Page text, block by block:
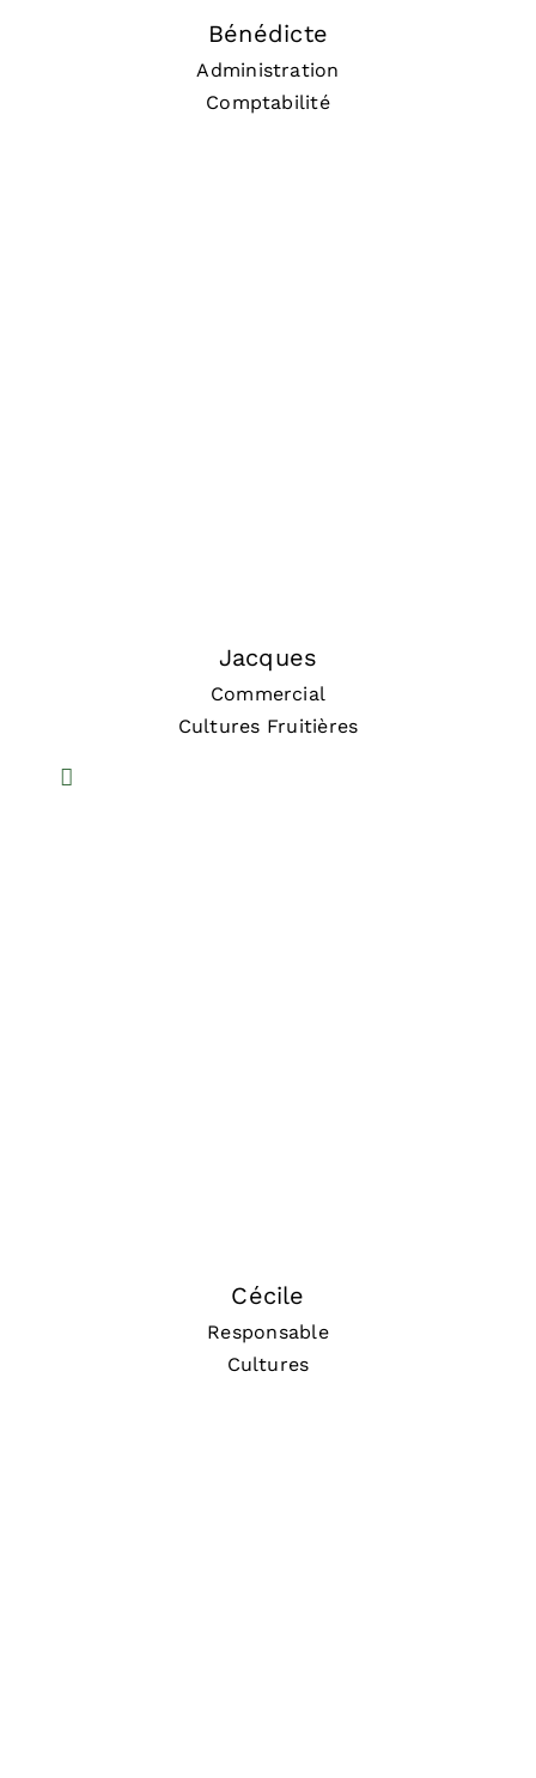
Bénédicte
Administration
Comptabilité
Jacques
Commercial
Cultures Fruitières
Cécile
Responsable
Cultures